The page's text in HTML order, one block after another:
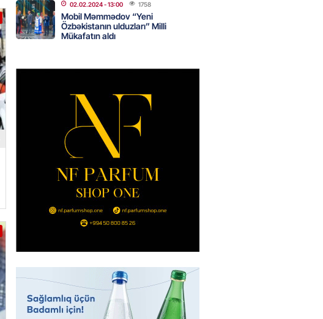
Birbank Star kartını indi sifariş
edin, nağdlaşdırmanı komissiyasız
edin
Bu agentlikdə sədr müavinini AZCON
- 15:00
Azərbaycan Ukraynaya qaz tədarük
etməyə hazırdır – Ceyhun Bayramov
- 14:45
06.08.2026- 14:30 83
GÜNDƏM
Jurnalistin dənizdə batan qardaşı tələbə
02.02.2024- 13:00 1758
Mobil Məmmədov “Yeni
Özbəkistanın ulduzları” Milli
Mükafatın aldı